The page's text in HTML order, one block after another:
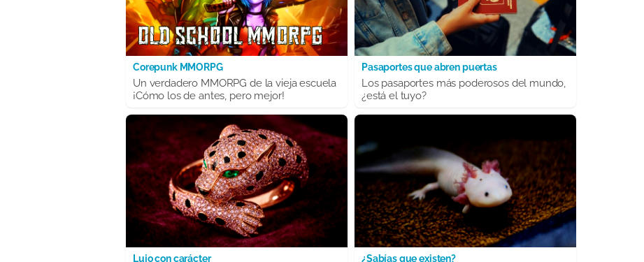
Corepunk MMORPG
Un verdadero MMORPG de la vieja escuela
¡Cómo los de antes, pero mejor!
Pasaportes que abren puertas
Los pasaportes más poderosos del mundo,
¿está el tuyo?
Lujo con carácter ¿Sabías que existen?